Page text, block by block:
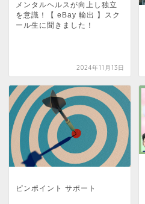
メンタルヘルスが向上し独立
を意識！【 eBay 輸出 】スク
ール生に聞きました！
2024年11月13日
ピンポイント サポート